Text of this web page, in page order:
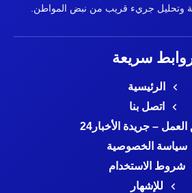
وتحليل جريء قريب من نبض المواطن.
سريعة
الرئيسية
اتصل بنا
– جريدة الأخبار24
سياسة الخصوصية
شروط الاستخدام
للإشهار